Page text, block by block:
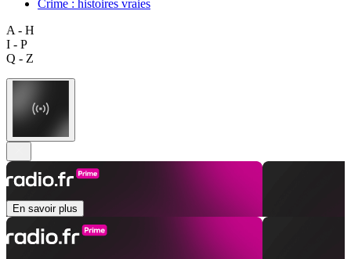
Crime : histoires vraies
A - H
I - P
Q - Z
En savoir plus